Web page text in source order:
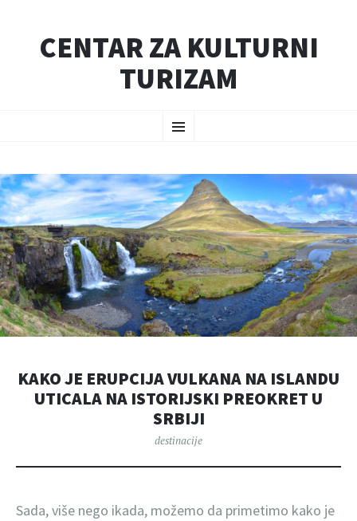
CENTAR ZA KULTURNI
TURIZAM
Menu
TO
KAKO JE ERUPCIJA VULKANA NA ISLANDU
UTICALA NA ISTORIJSKI PREOKRET U
SRBIJI
destinacije
Sada, više nego ikada, možemo da primetimo kako je